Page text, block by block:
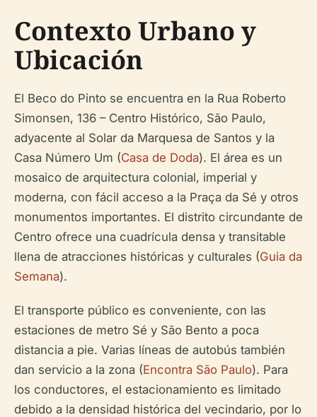
Contexto Urbano y
Ubicación
El Beco do Pinto se encuentra en la Rua Roberto
Simonsen, 136 – Centro Histórico, São Paulo,
adyacente al Solar da Marquesa de Santos y la
Casa Número Um (Casa de Doda). El área es un
mosaico de arquitectura colonial, imperial y
moderna, con fácil acceso a la Praça da Sé y otros
monumentos importantes. El distrito circundante de
Centro ofrece una cuadrícula densa y transitable
llena de atracciones históricas y culturales (Guia da
Semana).
El transporte público es conveniente, con las
estaciones de metro Sé y São Bento a poca
distancia a pie. Varias líneas de autobús también
dan servicio a la zona (Encontra São Paulo). Para
los conductores, el estacionamiento es limitado
debido a la densidad histórica del vecindario, por lo